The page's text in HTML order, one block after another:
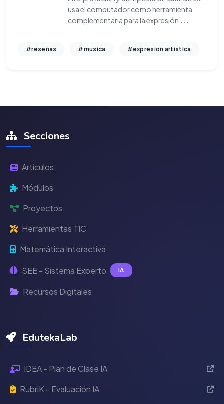
usa el computador como herramienta
complementaria para la expresión ...
#resenas #musica #expresion artistica
Secciones
Artículos
Módulos
Proyectos
Herramientas TIC
Matemática Interactiva
SEE - Sistema Experto IA
Recursos Digitales
EdutekaLab
IDEA - Plan de Clase IA
RubriK - Evaluación IA